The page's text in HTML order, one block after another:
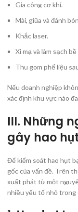
Gia công cơ khí.
Mài, giũa và đánh
Khắc laser.
Xi mạ và làm sạch
Thu gom phế liệu
Nếu doanh nghiệp
xác định khu vực nào
III. Những
gây hao
Để kiểm soát hao hụt
gốc của vấn đề. Trên
xuất phát từ một
nhiều yếu tố nhỏ trong